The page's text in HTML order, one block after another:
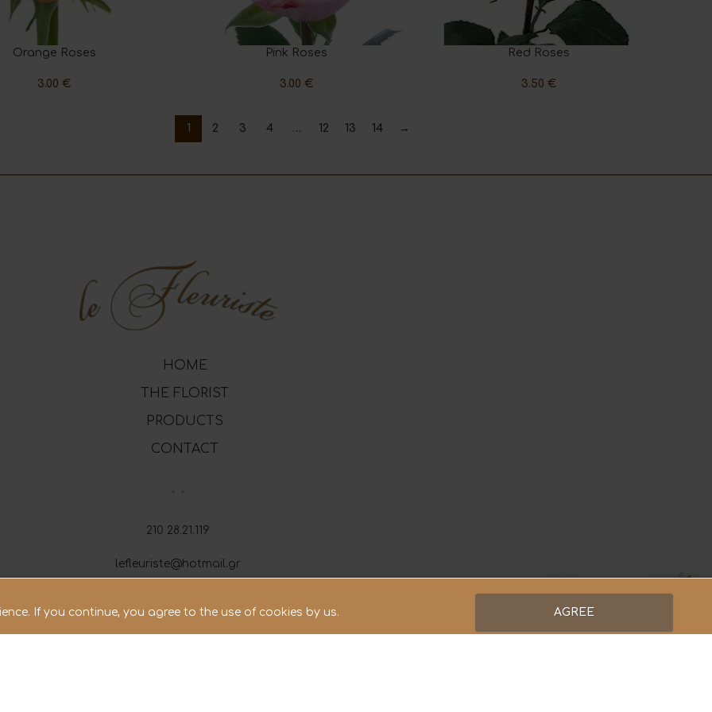
Orange Roses
3.00€
Pink Roses
3.00 €
Red Roses
3.50 €
1 2 3 4 … 12 13 14 →
HOME
THE FLORIST
PRODUCTS
CONTACT
210 28.21.119
lefleuriste@hotmail.gr
If you continue, you agree to the use of cookies by us. AGREE